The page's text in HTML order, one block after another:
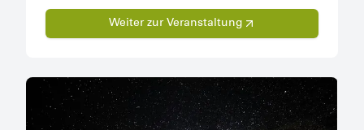
Weiter zur Veranstaltung